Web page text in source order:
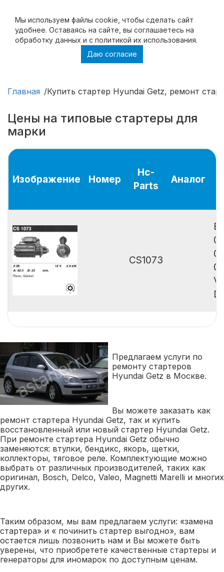
Мы используем файлы cookie, чтобы cделать сайт
удобнее. Оставаясь на сайте, вы соглашаетесь на
обработку данных и с политикой их использования.
Даю согласие
Купить стартер Hyundai Getz, ремонт
Главная Купить стартер Hyundai Getz, ремонт
Цены на типовые стартеры для
марки
Изображение Номер
Hc-
Parts
Аналог
CS1073
Предлагаем услуги по
ремонту стартеров
Hyundai Getz в Москве.
Вы можете заказать как
ремонт стартера Hyundai Getz, так и купить
восстановленный или новый стартер Hyundai Getz.
При ремонте стартера Hyundai Getz обычно
заменяются: втулки, бендикс, якорь, щетки,
коллекторы, тяговое реле. Комплектующие можно
выбрать от различных производителей, таких как
оригинал, Bosch, Delco, Valeo, Magnetti Marelli и многих
других.
Таким образом, мы вам предлагаем услуги: «замена
стартера» и « починить стартер выгодно», вам
остается лишь позвонить нам и Вы можете быть
уверены, что приобретете качественные стартеры и
генераторы для иномарок по доступным ценам.